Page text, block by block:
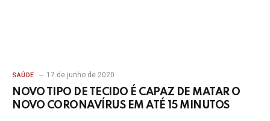
SAÚDE 17 de junho de 2020
NOVO TIPO DE TECIDO É CAPAZ DE MATAR O
NOVO CORONAVÍRUS EM ATÉ 15 MINUTOS